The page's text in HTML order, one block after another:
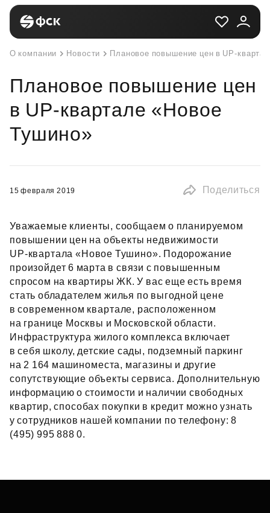
О компании Новости Плановое повышение цен в UP-
Плановое повышение цен
в UP-квартале «Новое
Тушино»
15 февраля 2019 Поделиться
Уважаемые клиенты, сообщаем о планируемом
повышении цен на объекты недвижимости
UP‑квартала «Новое Тушино». Подорожание
произойдет 6 марта в связи с повышенным
спросом на квартиры ЖК. У вас еще есть время
стать обладателем жилья по выгодной цене
в современном квартале, расположенном
на границе Москвы и Московской области.
Инфраструктура жилого комплекса включает
в себя школу, детские сады, подземный паркинг
на 2 164 машиноместа, магазины и другие
сопутствующие объекты сервиса. Дополнительную
информацию о стоимости и наличии свободных
квартир, способах покупки в кредит можно узнать
у сотрудников нашей компании по телефону: 8
(495) 995 888 0.